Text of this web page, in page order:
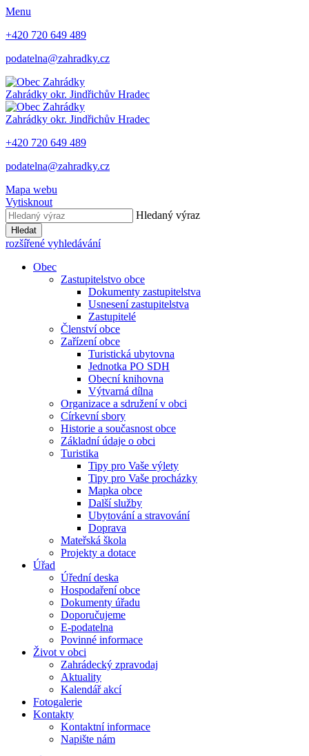
Menu
+420 720 649 489
podatelna@zahradky.cz
Zahrádky okr. Jindřichův Hradec
Zahrádky okr. Jindřichův Hradec
+420 720 649 489
podatelna@zahradky.cz
Mapa webu
Vytisknout
Hledaný výraz
Hledat
rozšířené vyhledávání
Obec
Zastupitelstvo obce
Dokumenty zastupitelstva
Usnesení zastupitelstva
Zastupitelé
Členství obce
Zařízení obce
Turistická ubytovna
Jednotka PO SDH
Obecní knihovna
Výtvarná dílna
Organizace a sdružení v obci
Církevní sbory
Historie a současnost obce
Základní údaje o obci
Turistika
Tipy pro Vaše výlety
Tipy pro Vaše procházky
Mapka obce
Další služby
Ubytování a stravování
Doprava
Mateřská škola
Projekty a dotace
Úřad
Úřední deska
Hospodaření obce
Dokumenty úřadu
Doporučujeme
E-podatelna
Povinné informace
Život v obci
Zahrádecký zpravodaj
Aktuality
Kalendář akcí
Fotogalerie
Kontakty
Kontaktní informace
Napište nám